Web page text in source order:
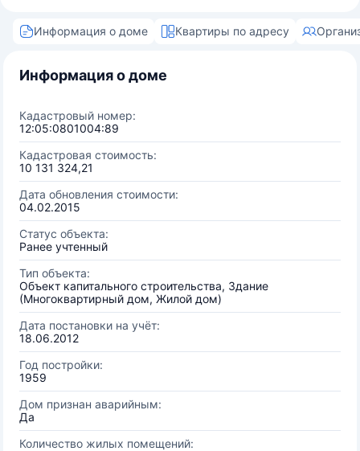
Информация о доме Квартиры по адресу
Информация о доме
Кадастровый номер:
12:05:0801004:89
Кадастровая стоимость:
10 131 324,21
Дата обновления стоимости:
04.02.2015
Статус объекта:
Ранее учтенный
Тип объекта:
Объект капитального строительства, Здание
(Многоквартирный дом, Жилой дом)
Дата постановки на учёт:
18.06.2012
Год постройки:
1959
Дом признан аварийным:
Да
Количество жилых помещений: